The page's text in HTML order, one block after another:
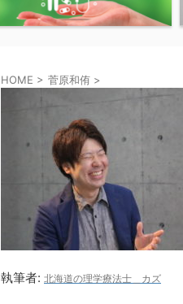
HOME > 菅原和侑 >
執筆者: 北海道の理学療法士＿カズ